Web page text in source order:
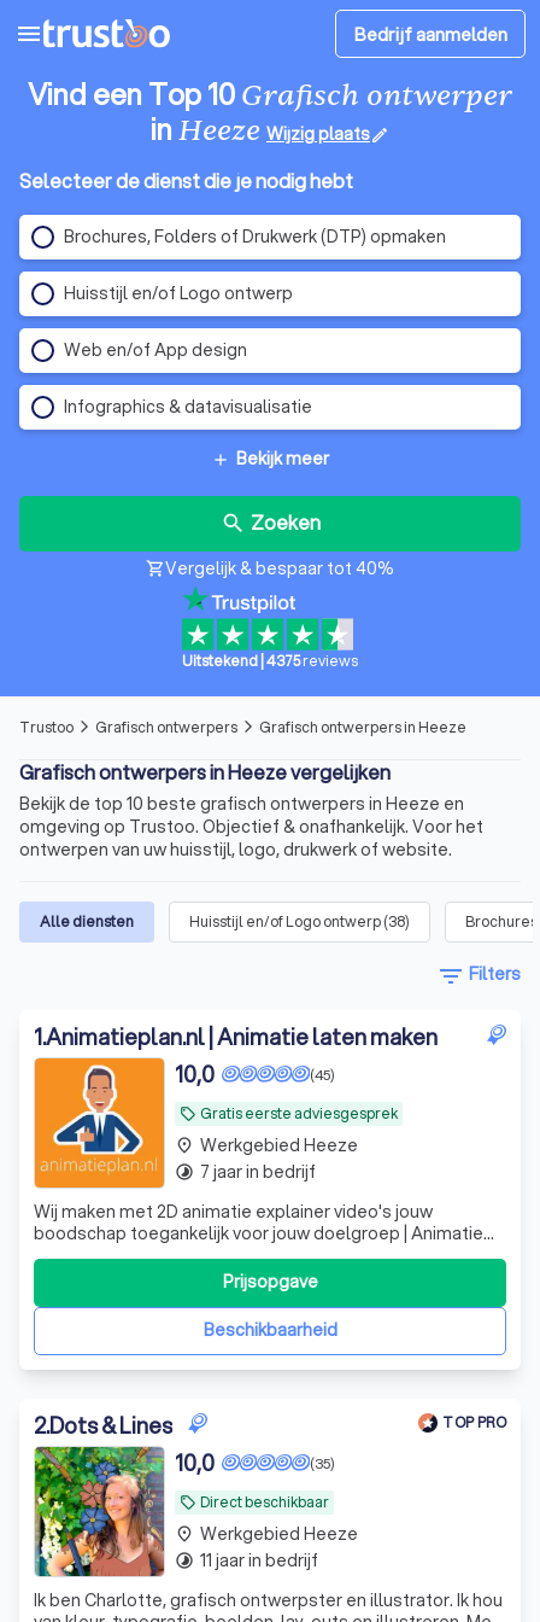
menu Bedrijf aanmelden
Vind een Top 10Grafisch ontwerper
inHeeze Wijzig plaatsedit
Selecteer de dienst die je nodig hebt
Brochures, Folders of Drukwerk (DTP) opmaken
Huisstijl en/of Logo ontwerp
Web en/of App design
Infographics & datavisualisatie
add Bekijk meer
search Zoeken
shopping_cartVergelijk & bespaar tot 40%
Uitstekend 4375reviews
Trustoo arrow_forward_ios Grafisch ontwerpers arrow_forward_ios Grafisch ontwerpers in Heeze
Grafisch ontwerpers in Heeze vergelijken
Bekijk de top 10 beste grafisch ontwerpers in Heeze en
omgeving op Trustoo. Objectief & onafhankelijk. Voor het
ontwerpen van uw huisstijl, logo, drukwerk of website.
Alle diensten Huisstijl en/of Logo ontwerp(38)
filter_list Filters
1.Animatieplan.nl | Animatie laten maken
local_offer Gratis eerste adviesgesprek
(45)
10,0
Wij maken met 2D animatie explainer video's jouw
boodschap toegankelijk voor jouw doelgroep | Animatie
laten maken? | Animatieplan.nl
Beschikbaarheid
Prijsopgave
place Werkgebied Heeze
timelapse 7 jaar in bedrijf
2.Dots & Lines TOP PRO
local_offer Direct beschikbaar
(35)
10,0
Ik ben Charlotte, grafisch ontwerpster en illustrator. Ik hou
place Werkgebied Heeze
timelapse 11 jaar in bedrijf